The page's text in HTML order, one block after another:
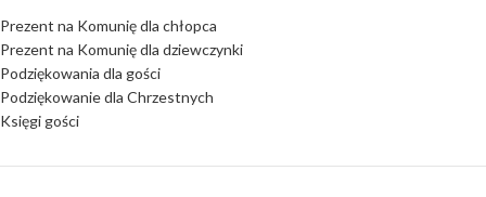
Prezent na Komunię dla chłopca
Prezent na Komunię dla dziewczynki
Podziękowania dla gości
Podziękowanie dla Chrzestnych
Księgi gości